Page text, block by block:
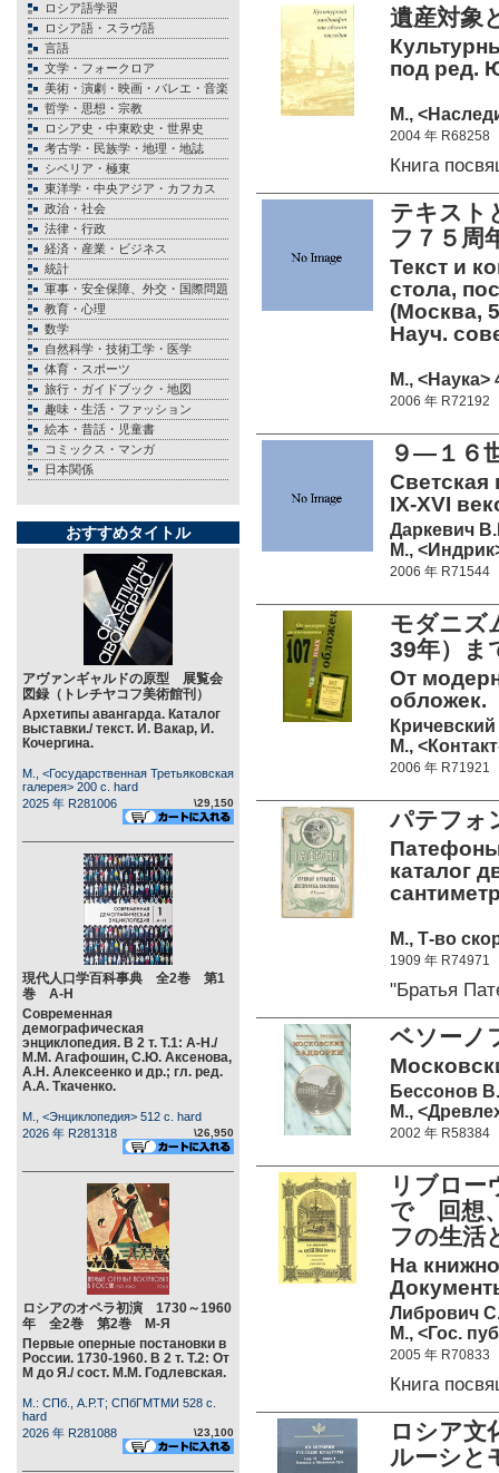
ロシア語学習
ロシア語・スラヴ語
言語
文学・フォークロア
美術・演劇・映画・バレエ・音楽
哲学・思想・宗教
ロシア史・中東欧史・世界史
考古学・民族学・地理・地誌
シベリア・極東
東洋学・中央アジア・カフカス
政治・社会
法律・行政
経済・産業・ビジネス
統計
軍事・安全保障、外交・国際問題
教育・心理
数学
自然科学・技術工学・医学
体育・スポーツ
旅行・ガイドブック・地図
趣味・生活・ファッション
絵本・昔話・児童書
コミックス・マンガ
日本関係
おすすめタイトル
アヴァンギャルドの原型 展覧会
図録（トレチヤコフ美術館刊）
Архетипы авангарда. Каталог
выставки./ текст. И. Вакар, И.
Кочергина.
М., <Государственная Третьяковская
галерея> 200 c. hard
2025 年 R281006
\29,150
現代人口学百科事典 全2巻 第1
巻 А-Н
Современная
демографическая
энциклопедия. В 2 т. Т.1: А-Н./
М.М. Агафошин, С.Ю. Аксенова,
А.Н. Алексеенко и др.; гл. ред.
А.А. Ткаченко.
М., <Энциклопедия> 512 c. hard
2026 年 R281318
\26,950
ロシアのオペラ初演 1730～1960
年 全2巻 第2巻 М-Я
Первые оперные постановки в
России. 1730-1960. В 2 т. Т.2: От
М до Я./ сост. М.М. Годлевская.
М.: СПб., А.Р.Т; СПбГМТМИ 528 c.
hard
2026 年 R281088
\23,100
遺産対象
под ред.
М.,
2004 年 R68258
Книга
テキスト
フ７５周
Текст и
стола,
(Москва,
Науч.
М., <Наука>
2006 年 R72192
９―１６
Светская
IX-XVI
Даркевич
М.,
2006 年 R71544
モダニズ
39年）ま
От
обложек.
М.,
2006 年 R71921
パテフ
каталог
М., Т-во
1909 年 R74971
"Братья
ベソーノ
Бессонов В.
М.,
2002 年 R58384
リブロ
で 回想
フの生活
На
Либрович
М., <Гос.
2005 年 R70833
Книга
ロシア
ルーシと